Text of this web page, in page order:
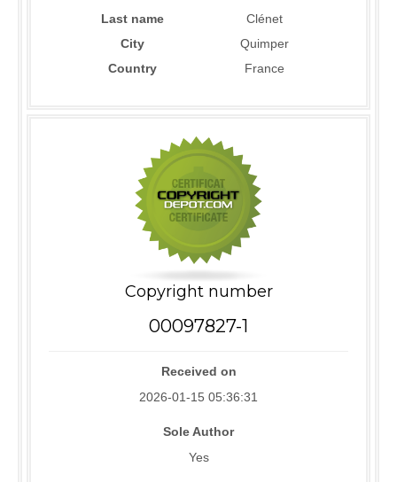
Last name
Clénet
City
Quimper
Country
France
Copyright number
00097827-1
Received on
2026-01-15 05:36:31
Sole Author
Yes